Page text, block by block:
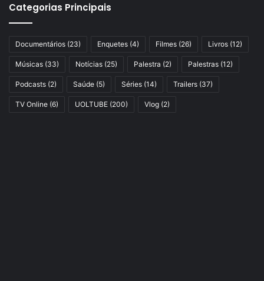
Categorias Principais
Documentários (23) Enquetes (4) Filmes (26) Livros (12)
Músicas (33) Notícias (25) Palestra (2) Palestras (12)
Podcasts (2) Saúde (5) Séries (14) Trailers (37)
TV Online (6) UOLTUBE (200) Vlog (2)